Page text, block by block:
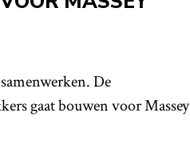
De
gaat bouwen voor Massey